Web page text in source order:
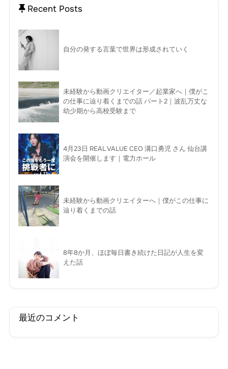
Recent Posts
自分の発する言葉で世界は形成されていく
未経験から動画クリエイター／起業家へ｜僕がこ
の仕事に辿り着くまでの話 パート2｜波乱万丈な
幼少期から高校受験まで
4月23日 REAL VALUE CEO 溝口勇児 さん 仙台講
演会を開催します｜電力ホール
未経験から動画クリエイターへ｜僕がこの仕事に
辿り着くまでの話
8年8か月、ほぼ毎日書き続けた日記が人生を変
えた話
最近のコメント